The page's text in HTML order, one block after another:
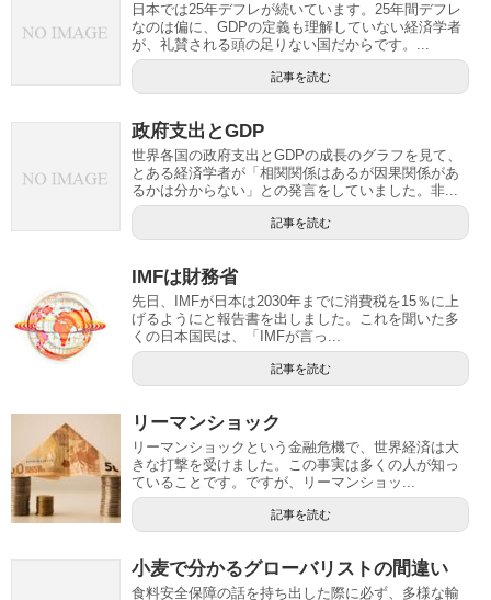
日本では25年デフレが続いています。25年間デフレ
なのは偏に、GDPの定義も理解していない経済学者
が、礼賛される頭の足りない国だからです。...
記事を読む
政府支出とGDP
世界各国の政府支出とGDPの成長のグラフを見て、
とある経済学者が「相関関係はあるが因果関係があ
るかは分からない」との発言をしていました。非...
記事を読む
IMFは財務省
先日、IMFが日本は2030年までに消費税を15％に上
げるようにと報告書を出しました。これを聞いた多
くの日本国民は、「IMFが言っ...
記事を読む
リーマンショック
リーマンショックという金融危機で、世界経済は大
きな打撃を受けました。この事実は多くの人が知っ
ていることです。ですが、リーマンショッ...
記事を読む
小麦で分かるグローバリストの間違い
食料安全保障の話を持ち出した際に必ず、多様な輸